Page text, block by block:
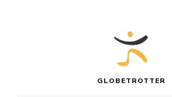
GLOBETROTTER